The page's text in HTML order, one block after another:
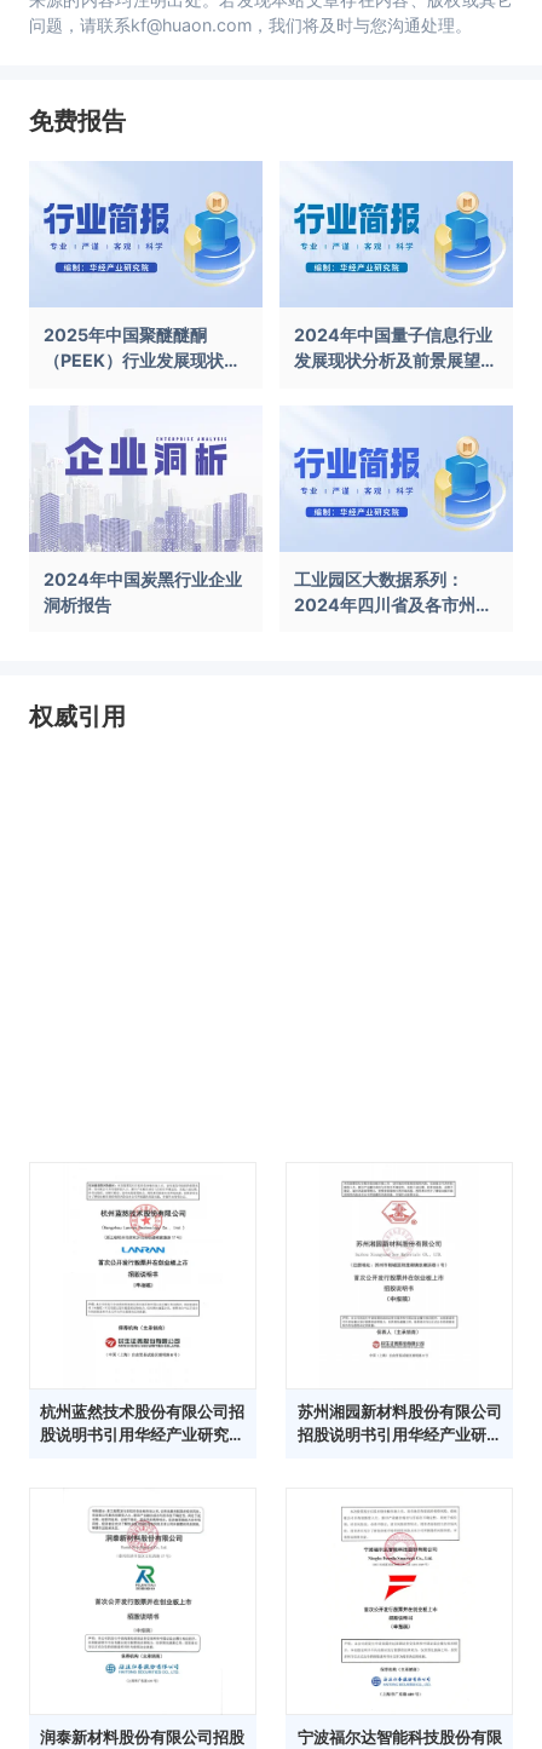
问题，请联系kf@huaon.com，我们将及时与您沟通处理。
免费报告
2025年中国聚醚醚酮
（PEEK）行业发展现状及
2024年中国量子信息行业
发展现状分析及前景展望报
2024年中国炭黑行业企业
洞析报告
工业园区大数据系列：
2024年四川省及各市州工
权威引用
杭州蓝然技术股份有限公司招
股说明书引用华经产业研究院
苏州湘园新材料股份有限公司
招股说明书引用华经产业研究
润泰新材料股份有限公司招股
宁波福尔达智能科技股份有限